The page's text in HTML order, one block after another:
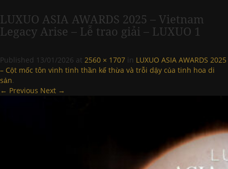
LUXUO ASIA AWARDS 2025 – Vietnam
Legacy Arise – Lễ trao giải – LUXUO 1
Published 13/01/2026 at 2560 × 1707 in LUXUO ASIA AWARDS 2025
– Cột mốc tôn vinh tinh thần kế thừa và trỗi dậy của tinh hoa di
sản.
← Previous Next →